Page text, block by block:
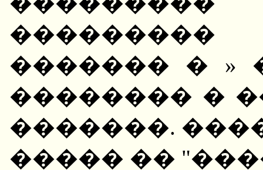
������� � »
�������� �
�������.
����� ��